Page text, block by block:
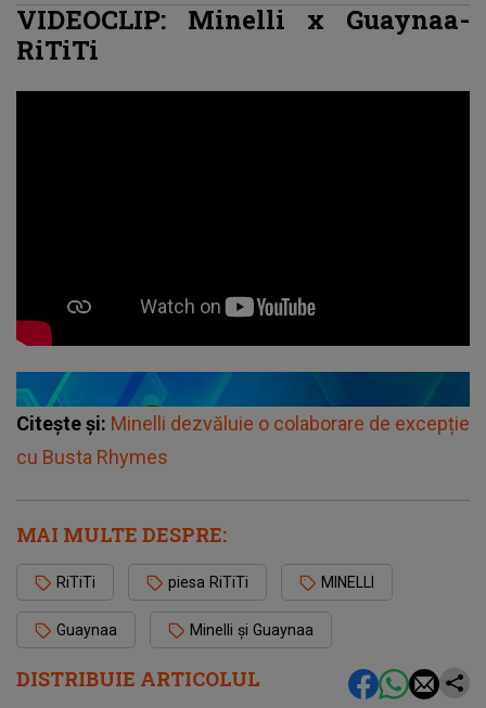
DISTRIBUIE ARTICOLUL
VIDEOCLIP: Minelli x ‪Guaynaa-
RiTiTi
Citește și: Minelli dezvăluie o colaborare de excepție
cu Busta Rhymes
MAI MULTE DESPRE:
RiTiTi piesa RiTiTi MINELLI
‪Guaynaa Minelli și ‪Guaynaa